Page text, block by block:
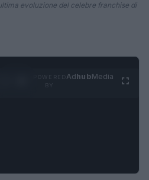
evoluzione del celebre franchise di
AdhubMedia